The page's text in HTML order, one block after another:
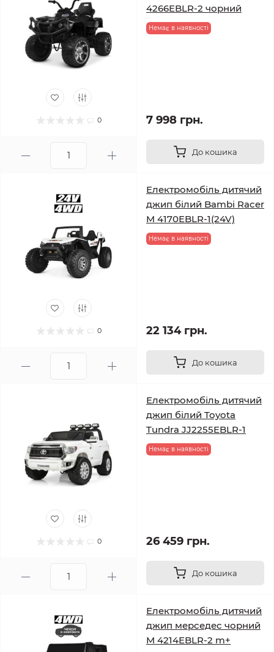
0
4266EBLR-2 чорний
Немає в наявності
7 998 грн.
До кошика
0
Електромобіль дитячий
джип білий Bambi Racer
M 4170EBLR-1(24V)
Немає в наявності
22 134 грн.
До кошика
0
Електромобіль дитячий
джип білий Toyota
Tundra JJ2255EBLR-1
Немає в наявності
26 459 грн.
До кошика
Електромобіль дитячий
джип мерседес чорний
M 4214EBLR-2 m+